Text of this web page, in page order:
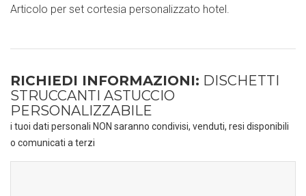
Articolo per set cortesia personalizzato hotel.
RICHIEDI INFORMAZIONI: DISCHETTI
STRUCCANTI ASTUCCIO
PERSONALIZZABILE
i tuoi dati personali NON saranno condivisi, venduti, resi disponibili
o comunicati a terzi